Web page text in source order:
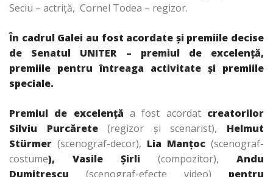
Seciu – actriţă, Cornel Todea – regizor.
În cadrul Galei au fost acordate şi premiile decise
de Senatul UNITER – premiul de excelenţă,
premiile pentru întreaga activitate şi premiile
speciale.
Premiul de excelenţă a fost acordat creatorilor
Silviu Purcărete(regizor şi scenarist), Helmut
Stürmer (scenograf-decor), Lia Manţoc (scenograf-
costume), Vasile Şirli (compozitor), Andu
Dumitrescu (scenograf-efecte video) pentru